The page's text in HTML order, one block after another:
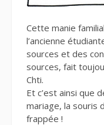
Cette manie
l’ancienne
sources et des
sources, fait
Chti.
Et c’est ainsi que
mariage, la souris
frappée !